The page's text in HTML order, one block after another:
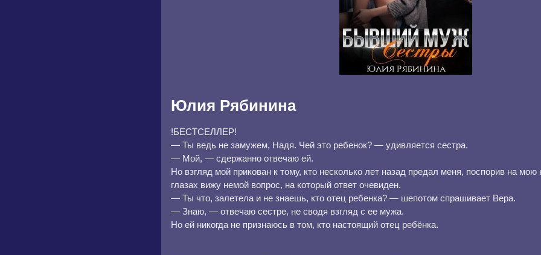
Юлия Рябинина
!БЕСТСЕЛЛЕР!
— Ты ведь не замужем, Надя. Чей это ребенок? — удивляется сестра.
— Мой, — сдержанно отвечаю ей.
Но взгляд мой прикован к тому, кто несколько лет назад предал меня, поспорив на
глазах вижу немой вопрос, на который ответ очевиден.
— Ты что, залетела и не знаешь, кто отец ребенка? — шепотом спрашивает Вера.
— Знаю, — отвечаю сестре, не сводя взгляд с ее мужа.
Но ей никогда не признаюсь в том, кто настоящий отец ребёнка.